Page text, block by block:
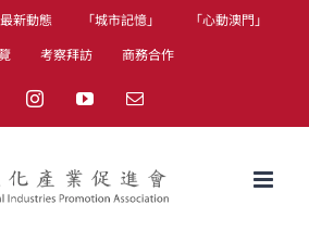
最新動態 「城市記憶」
「心動澳門」
考察拜訪 商務合作
FacebookInstagramYouTubeEmail